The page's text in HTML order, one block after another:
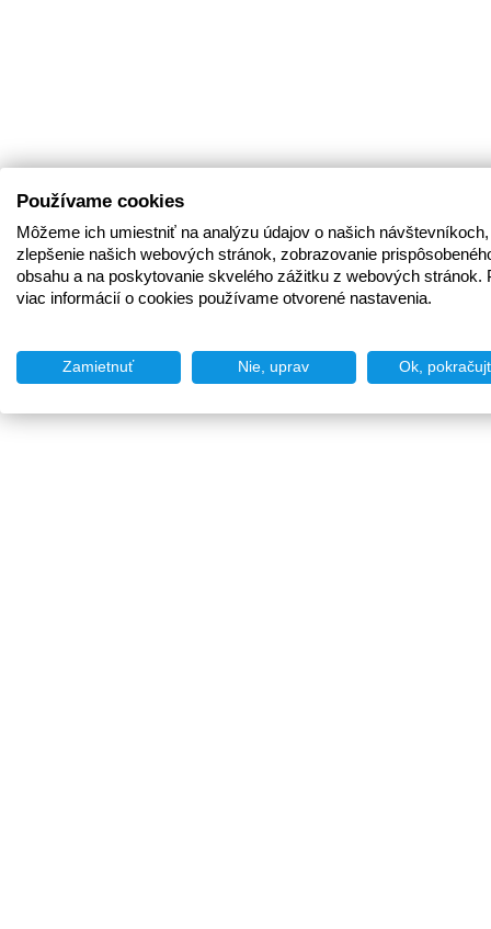
Používame cookies
Môžeme ich umiestniť na analýzu údajov o našich
zlepšenie našich webových stránok, zobrazovanie
obsahu a na poskytovanie skvelého zážitku z webových stránok.
viac informácií o cookies používame otvorené nastavenia.
Zamietnuť Nie, uprav Ok,